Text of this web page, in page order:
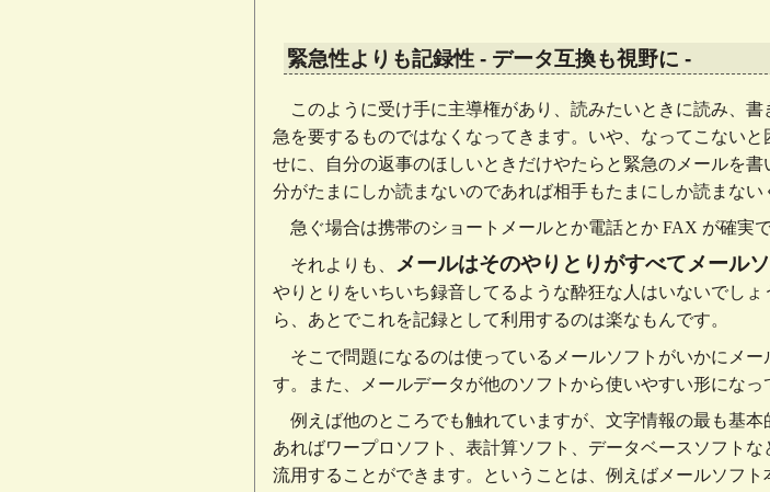
緊急性よりも記録性- データ互換も視野に -
このように受け手に主導権があり、読みたいときに読み、
急を要するものではなくなってきます。いや、なってこない
せに、自分の返事のほしいときだけやたらと緊急のメールを
分がたまにしか読まないのであれば相手もたまにしか読まない
急ぐ場合は携帯のショートメールとか電話とか FAX が確実で
それよりも、 メールはそのやりとりがすべてメール
やりとりをいちいち録音してるような酔狂な人はいないでし
ら、あとでこれを記録として利用するのは楽なもんです。
そこで問題になるのは使っているメールソフトがいかにメー
す。また、メールデータが他のソフトから使いやすい形になっ
例えば他のところでも触れていますが、文字情報の最も基
あればワープロソフト、表計算ソフト、データベースソフト
流用することができます。ということは、例えばメールソフ